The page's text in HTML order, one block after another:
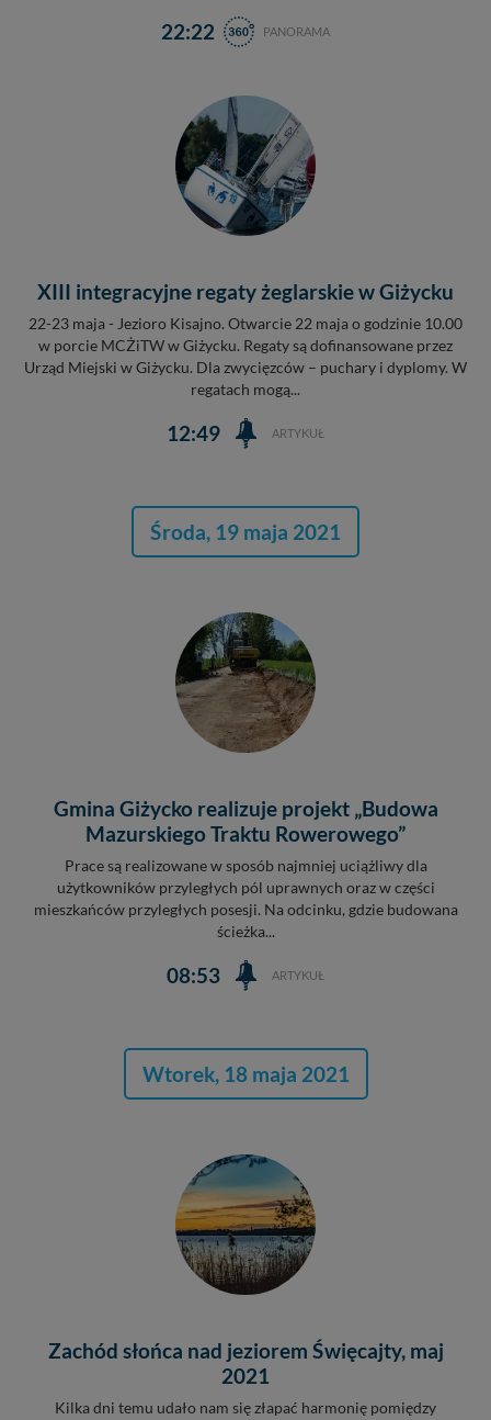
22:22 PANORAMA
XIII integracyjne regaty żeglarskie w Giżycku
22-23 maja - Jezioro Kisajno. Otwarcie 22 maja o godzinie 10.00
w porcie MCŻiTW w Giżycku. Regaty są dofinansowane przez
Urząd Miejski w Giżycku. Dla zwycięzców – puchary i dyplomy. W
regatach mogą...
12:49 ARTYKUŁ
Środa, 19 maja 2021
Gmina Giżycko realizuje projekt „Budowa
Mazurskiego Traktu Rowerowego”
Prace są realizowane w sposób najmniej uciążliwy dla
użytkowników przyległych pól uprawnych oraz w części
mieszkańców przyległych posesji. Na odcinku, gdzie budowana
ścieżka...
08:53 ARTYKUŁ
Wtorek, 18 maja 2021
Zachód słońca nad jeziorem Święcajty, maj
2021
Kilka dni temu udało nam się złapać harmonię pomiędzy